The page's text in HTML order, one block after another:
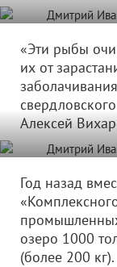
«Эти рыбы
их от
Алексей
Год назад
озеро 1000
(более 200 кг).